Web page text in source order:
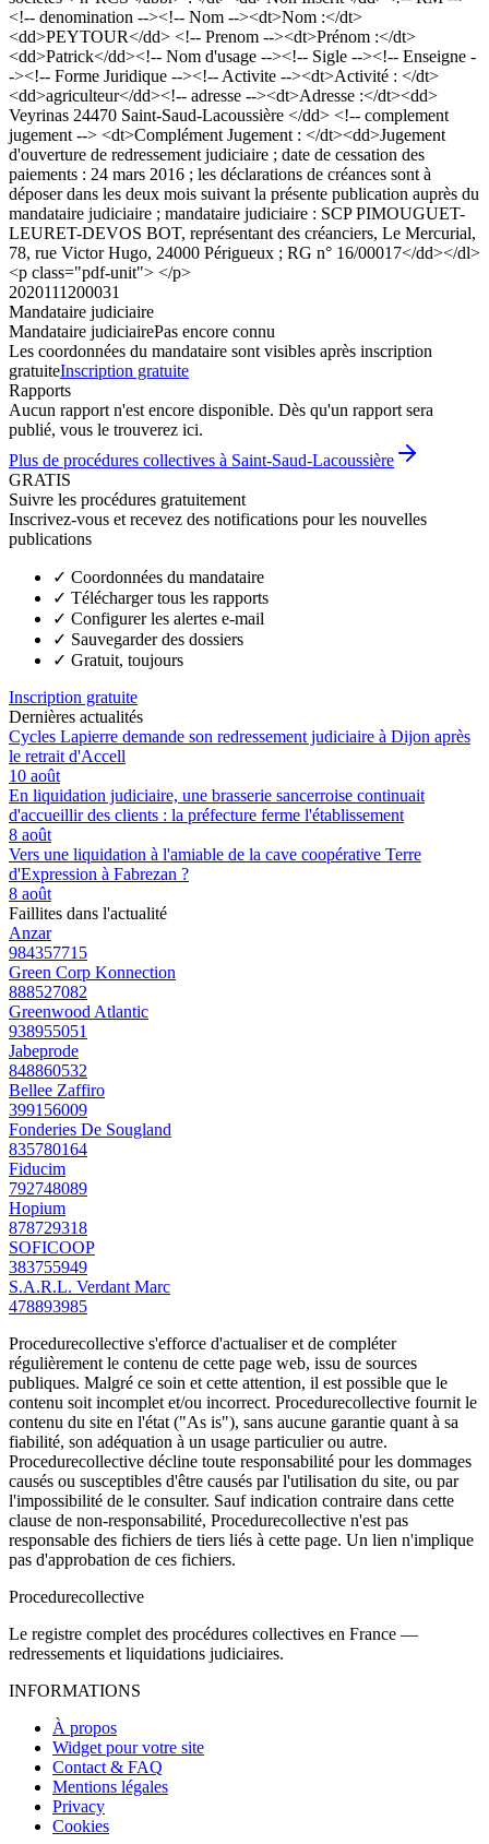
<!-- denomination --><!-- Nom --><dt>Nom :</dt>
<dd>PEYTOUR</dd> <!-- Prenom --><dt>Prénom :</dt>
<dd>Patrick</dd><!-- Nom d'usage --><!-- Sigle --><!-- Enseigne -
-><!-- Forme Juridique --><!-- Activite --><dt>Activité : </dt>
<dd>agriculteur</dd><!-- adresse --><dt>Adresse :</dt><dd>
Veyrinas 24470 Saint-Saud-Lacoussière </dd> <!-- complement
jugement --> <dt>Complément Jugement : </dt><dd>Jugement
d'ouverture de redressement judiciaire ; date de cessation des
paiements : 24 mars 2016 ; les déclarations de créances sont à
déposer dans les deux mois suivant la présente publication auprès du
mandataire judiciaire ; mandataire judiciaire : SCP PIMOUGUET-
LEURET-DEVOS BOT, représentant des créanciers, Le Mercurial,
78, rue Victor Hugo, 24000 Périgueux ; RG n° 16/00017</dd></dl>
<p class="pdf-unit"> </p>
2020111200031
Mandataire judiciaire
Mandataire judiciairePas encore connu
Les coordonnées du mandataire sont visibles après inscription
gratuiteInscription gratuite
Rapports
Aucun rapport n'est encore disponible. Dès qu'un rapport sera
publié, vous le trouverez ici.
Plus de procédures collectives à Saint-Saud-Lacoussière
GRATIS
Suivre les procédures gratuitement
Inscrivez-vous et recevez des notifications pour les nouvelles
publications
✓ Coordonnées du mandataire
✓ Télécharger tous les rapports
✓ Configurer les alertes e-mail
✓ Sauvegarder des dossiers
✓ Gratuit, toujours
Inscription gratuite
Dernières actualités
Cycles Lapierre demande son redressement judiciaire à Dijon après
le retrait d'Accell
10 août
En liquidation judiciaire, une brasserie sancerroise continuait
d'accueillir des clients : la préfecture ferme l'établissement
8 août
Vers une liquidation à l'amiable de la cave coopérative Terre
d'Expression à Fabrezan ?
8 août
Faillites dans l'actualité
Anzar
984357715
Green Corp Konnection
888527082
Greenwood Atlantic
938955051
Jabeprode
848860532
Bellee Zaffiro
399156009
Fonderies De Sougland
835780164
Fiducim
792748089
Hopium
878729318
SOFICOOP
383755949
S.A.R.L. Verdant Marc
478893985
Procedurecollective s'efforce d'actualiser et de compléter
régulièrement le contenu de cette page web, issu de sources
publiques. Malgré ce soin et cette attention, il est possible que le
contenu soit incomplet et/ou incorrect. Procedurecollective fournit le
contenu du site en l'état ("As is"), sans aucune garantie quant à sa
fiabilité, son adéquation à un usage particulier ou autre.
Procedurecollective décline toute responsabilité pour les dommages
causés ou susceptibles d'être causés par l'utilisation du site, ou par
l'impossibilité de le consulter. Sauf indication contraire dans cette
clause de non-responsabilité, Procedurecollective n'est pas
responsable des fichiers de tiers liés à cette page. Un lien n'implique
pas d'approbation de ces fichiers.
Procedurecollective
Le registre complet des procédures collectives en France —
redressements et liquidations judiciaires.
INFORMATIONS
À propos
Widget pour votre site
Contact & FAQ
Mentions légales
Privacy
Cookies